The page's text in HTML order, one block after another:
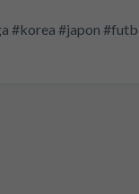
#korea #japon